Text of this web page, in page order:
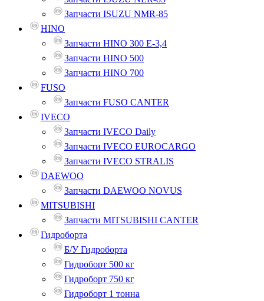
Запчасти ISUZU NMR-85
HINO
Запчасти HINO 300 E-3,4
Запчасти HINO 500
Запчасти HINO 700
FUSO
Запчасти FUSO CANTER
IVECO
Запчасти IVECO Daily
Запчасти IVECO EUROCARGO
Запчасти IVECO STRALIS
DAEWOO
Запчасти DAEWOO NOVUS
MITSUBISHI
Запчасти MITSUBISHI CANTER
Гидроборта
Б/У Гидроборта
Гидроборт 500 кг
Гидроборт 750 кг
Гидроборт 1 тонна